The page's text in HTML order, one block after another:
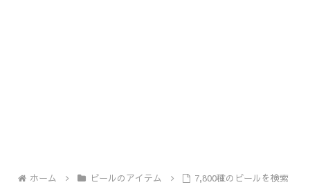
ホーム ビールのアイテム
7,800種のビールを検索